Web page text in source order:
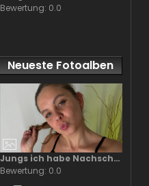
Bewertung: 0.0
Neueste Fotoalben
Jungs ich habe Nachschub für euch !!
Bewertung: 0.0